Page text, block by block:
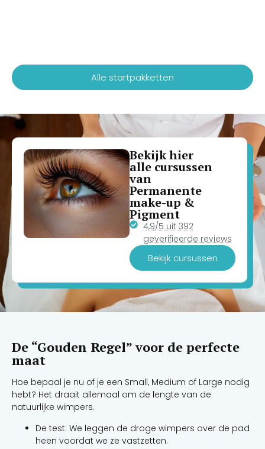
Alle startpakketten
Bekijk hier
alle cursussen
van
Permanente
make-up &
Pigment
4,9/5 uit 392
geverifieerde reviews
Bekijk cursussen
De “Gouden Regel” voor de perfecte
maat
Hoe bepaal je nu of je een Small, Medium of Large nodig
hebt? Het draait allemaal om de lengte van de
natuurlijke wimpers.
De test: We leggen de droge wimpers over de pad
heen voordat we ze vastzetten.